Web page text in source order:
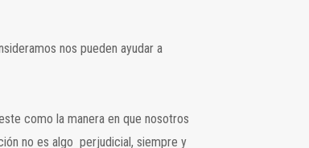
nos pueden ayudar a
como la manera en que nosotros
no es algo perjudicial, siempre y